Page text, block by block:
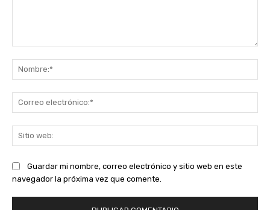
Guardar mi nombre, correo electrónico y sitio web en este
navegador la próxima vez que comente.